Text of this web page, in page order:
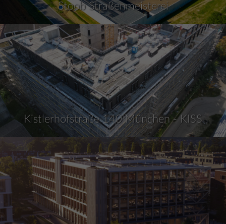
Stoob Straßenmeisterei
Kistlerhofstraße 140 München - KISS